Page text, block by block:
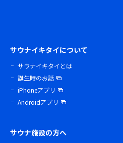
サウナイキタイについて
サウナイキタイとは
誕生時のお話
iPhoneアプリ
Androidアプリ
サウナ施設の方へ